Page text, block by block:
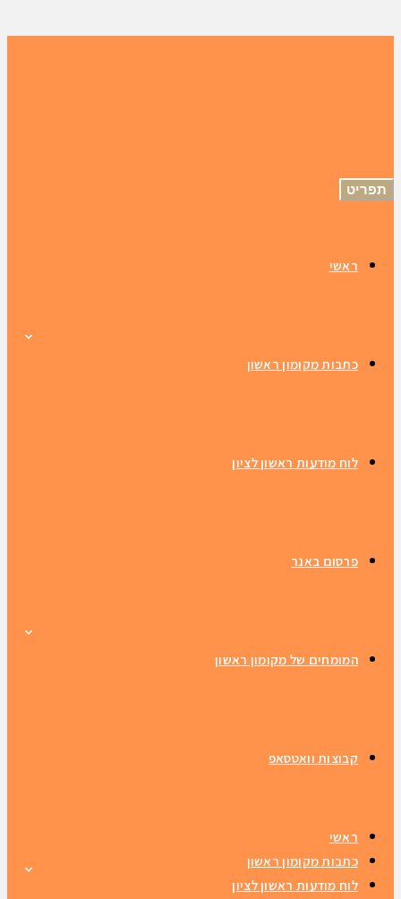
תפריט
ראשי
כתבות מקומון ראשון
לוח מודעות ראשון לציון
פרסום באנר
המומחים של מקומון ראשון
קבוצות וואטסאפ
ראשי
כתבות מקומון ראשון
לוח מודעות ראשון לציון